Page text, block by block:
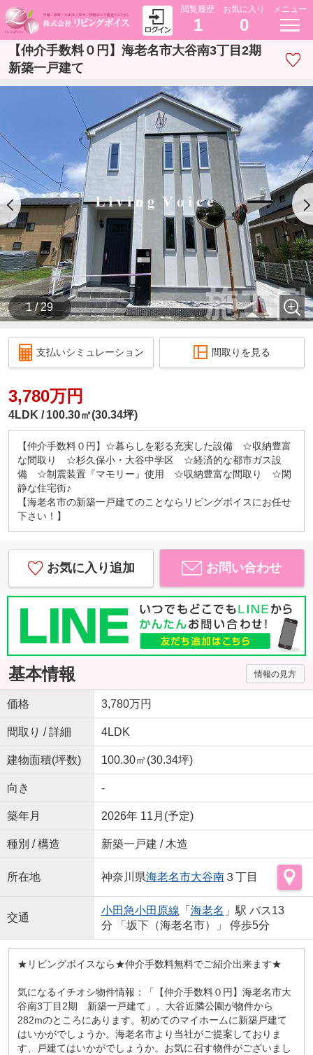
閲覧履歴
1
お気に入り
0
メニュー
【仲介手数料０円】海老名市大谷南3丁目2期
新築一戸建て
1 / 29
支払いシミュレーション 間取りを見る
3,780万円
4LDK 100.30㎡(30.34坪)
【仲介手数料０円】☆暮らしを彩る充実した設備 ☆収納豊富
な間取り ☆杉久保小・大谷中学区 ☆経済的な都市ガス設
備 ☆制震装置『マモリー』使用 ☆収納豊富な間取り ☆閑
静な住宅街♪
【海老名市の新築一戸建てのことならリビングボイスにお任せ
下さい！】
お気に入り追加 お問い合わせ
基本情報 情報の見方
価格 3,780万円
間取り / 詳細 4LDK
建物面積(坪数) 100.30㎡(30.34坪)
向き -
築年月 2026年 11月(予定)
種別 / 構造 新築一戸建 / 木造
所在地 神奈川県海老名市大谷南３丁目
交通
小田急小田原線 「 海老名 」駅 バス13
分 「坂下（海老名市）」 停歩5分
★リビングボイスなら★仲介手数料無料でご紹介出来ます★
気になるイチオシ物件情報：「【仲介手数料０円】海老名市大
谷南3丁目2期 新築一戸建て」。大谷近隣公園が物件から
282mのところにあります。初めてのマイホームに新築戸建て
はいかがでしょうか。海老名市より当社がご提案しておりま
す、戸建てはいかがでしょうか。お気に召す物件がございまし